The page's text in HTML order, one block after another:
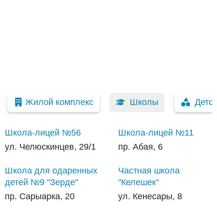
Жилой комплекс Школы
Школа-лицей №56
ул. Челюскинцев, 29/1
Школа-лицей №11
пр. Абая, 6
Школа для одаренных
детей №9 "Зерде"
пр. Сарыарка, 20
Частная школа
"Келешек"
ул. Кенесары, 8